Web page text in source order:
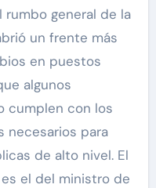
general de la
un frente más
en puestos
algunos
cumplen con los
necesarios para
de alto nivel. El
el del ministro de